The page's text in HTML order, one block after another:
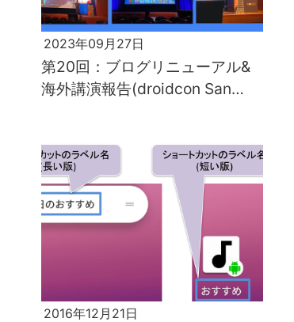
2023年09月27日
第20回：ブログリニューアル&
海外講演報告(droidcon San
2016年12月21日